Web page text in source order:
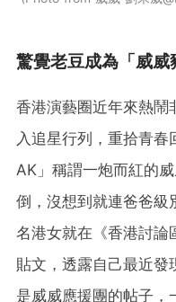
驚覺老豆成為「威威
香港演藝圈近年來熱鬧
入追星行列，重拾青
AK」稱謂一炮而紅的
倒，沒想到就連爸爸級
名港女就在《香港討論
貼文，透露自己最近
是威威應援團的帖子，